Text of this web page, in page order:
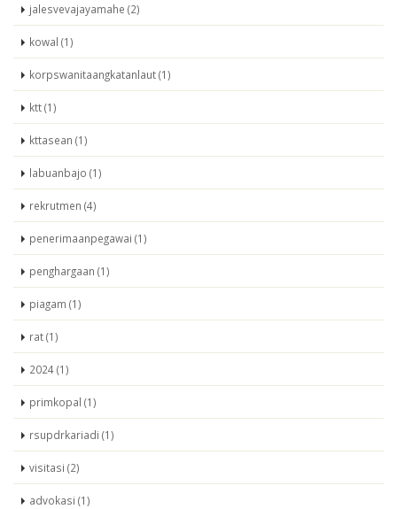
jalesvevajayamahe (2)
kowal (1)
korpswanitaangkatanlaut (1)
ktt (1)
kttasean (1)
labuanbajo (1)
rekrutmen (4)
penerimaanpegawai (1)
penghargaan (1)
piagam (1)
rat (1)
2024 (1)
primkopal (1)
rsupdrkariadi (1)
visitasi (2)
advokasi (1)